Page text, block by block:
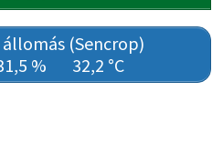
(Sencrop)
% 32,2 °C